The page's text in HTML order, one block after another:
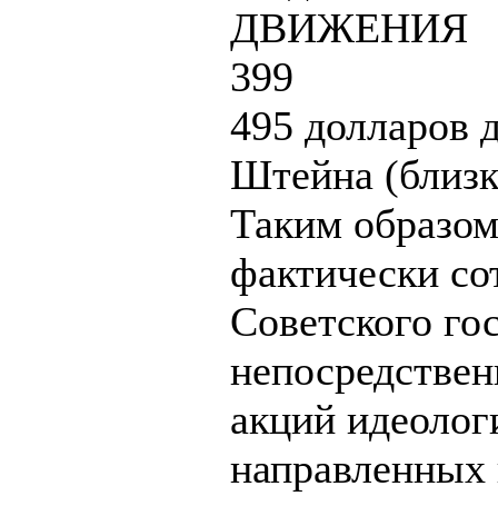
ДВИЖЕНИЯ
399
495 долларов
Штейна
Таким
фактически
Советского
акций